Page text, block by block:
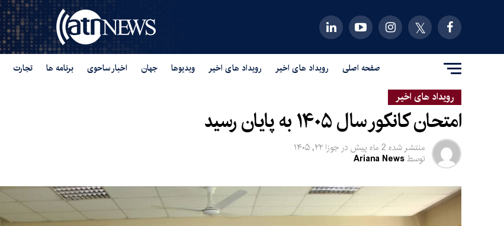
صفحه اصلی رویداد های اخیر رویداد های اخیر ویدیوها جهان اخبار ساحوی برنامه ها تجارت
رویداد های اخیر
امتحان کانکور سال ۱۴۰۵ به پایان رسید
منتشر شده 2 ماه پیش در جوزا ۲۲, ۱۴۰۵
توسطAriana News